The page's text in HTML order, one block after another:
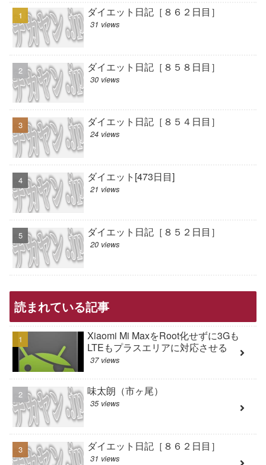
ダイエット日記［８６２日目］
31 views
ダイエット日記［８５８日目］
30 views
ダイエット日記［８５４日目］
24 views
ダイエット[473日目]
21 views
ダイエット日記［８５２日目］
20 views
読まれている記事
Xiaomi Mi MaxをRoot化せずに3Gも
LTEもプラスエリアに対応させる
37 views
味太朗（市ヶ尾）
35 views
ダイエット日記［８６２日目］
31 views